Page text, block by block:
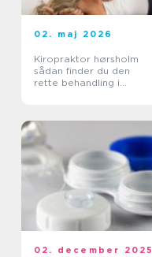
02. maj 2026
Kiropraktor hørsholm
sådan finder du den
rette behandling i
02. december 2025